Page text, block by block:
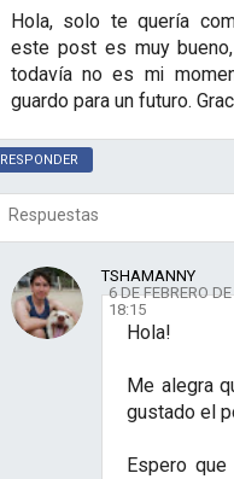
Hola, solo te quería
este post es muy
todavía no es mi
guardo para un futuro.
RESPONDER
Respuestas
TSHAMANNY
6 DE FEBRERO
18:15
Hola!
Me alegra
gustado el
Espero